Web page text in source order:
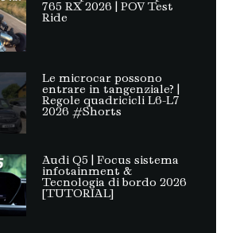
765 RX 2026 | POV Test
Ride
Le microcar possono
entrare in tangenziale? |
Regole quadricicli L6-L7
2026 #Shorts
Audi Q5 | Focus sistema
infotainment &
Tecnologia di bordo 2026
[TUTORIAL]